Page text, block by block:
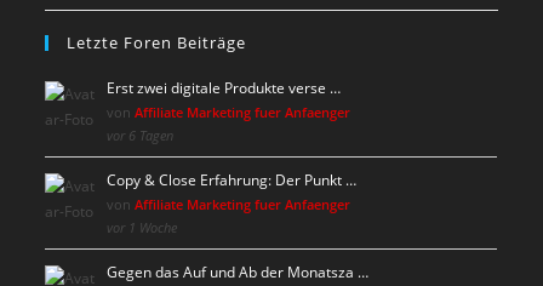
Letzte Foren Beiträge
Erst zwei digitale Produkte verse …
vonAffiliate Marketing fuer Anfaenger
vor 6 Tagen
Copy & Close Erfahrung: Der Punkt …
vonAffiliate Marketing fuer Anfaenger
vor 1 Woche
Gegen das Auf und Ab der Monatsza …